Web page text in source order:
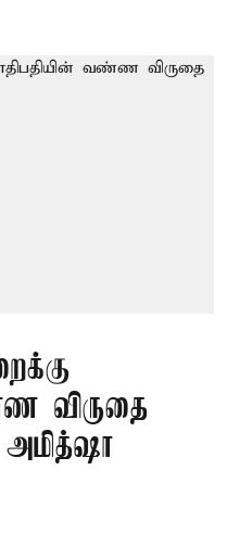
விருதை
அமித்ஷா